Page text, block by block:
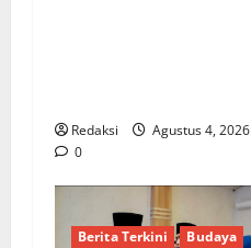
Redaksi
Agustus 4, 2026
0
Berita Terkini
Budaya